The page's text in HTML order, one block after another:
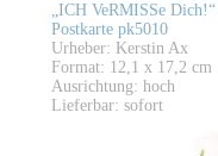
„ICH VeRMISSe Dich!“
Postkarte pk5010
Urheber: Kerstin Ax
Format: 12,1 x 17,2 cm
Ausrichtung: hoch
Lieferbar: sofort